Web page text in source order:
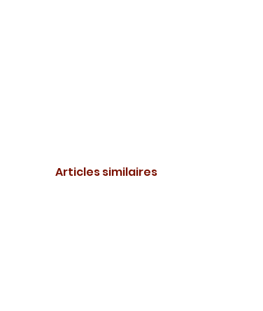
Articles similaires